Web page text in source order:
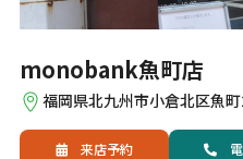
monobank魚町店
福岡県北九州市小倉北区魚
来店予約